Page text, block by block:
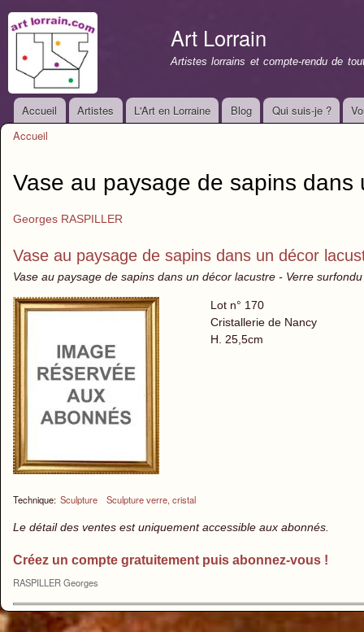
Art Lorrain
Artistes lorrains et compte-rendu de
Menu principal
Accueil Artistes L'Art en Lorraine Blog Qui suis-je ?
Accueil
Vase au paysage de sapins dans
Georges RASPILLER
Vase au paysage de sapins dans un décor
Vase au paysage de sapins dans un décor lacustre - Verre
Technique: Sculpture Sculpture verre, cristal
Lot n° 170
Cristallerie de Nancy
H. 25,5cm
Le détail des ventes est uniquement accessible aux abonnés.
Créez un compte gratuitement puis abonnez-vous !
RASPILLER Georges